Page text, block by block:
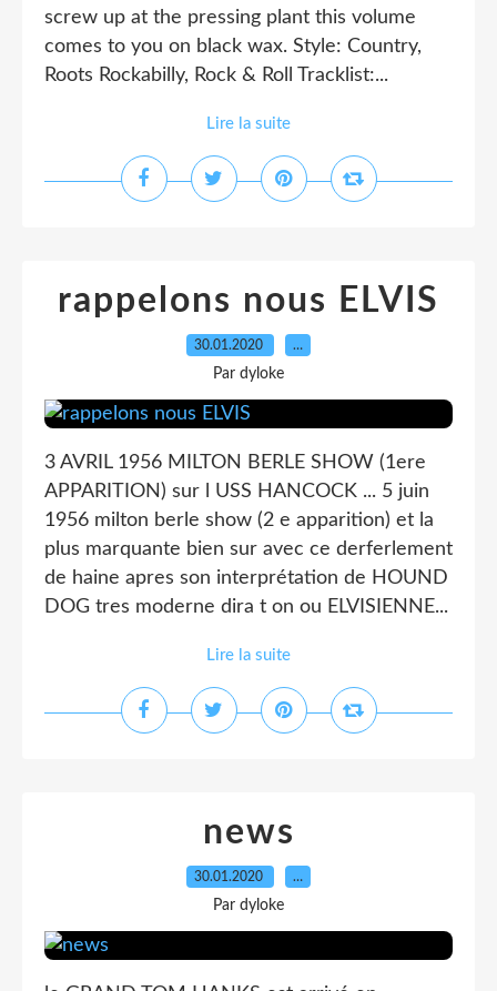
screw up at the pressing plant this volume
comes to you on black wax. Style: Country,
Roots Rockabilly, Rock & Roll Tracklist:...
Lire la suite
rappelons nous ELVIS
30.01.2020 …
Par dyloke
3 AVRIL 1956 MILTON BERLE SHOW (1ere
APPARITION) sur l USS HANCOCK ... 5 juin
1956 milton berle show (2 e apparition) et la
plus marquante bien sur avec ce derferlement
de haine apres son interprétation de HOUND
DOG tres moderne dira t on ou ELVISIENNE...
Lire la suite
news
30.01.2020 …
Par dyloke